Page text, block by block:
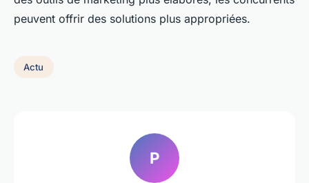
peuvent offrir des solutions plus appropriées.
Actu
P